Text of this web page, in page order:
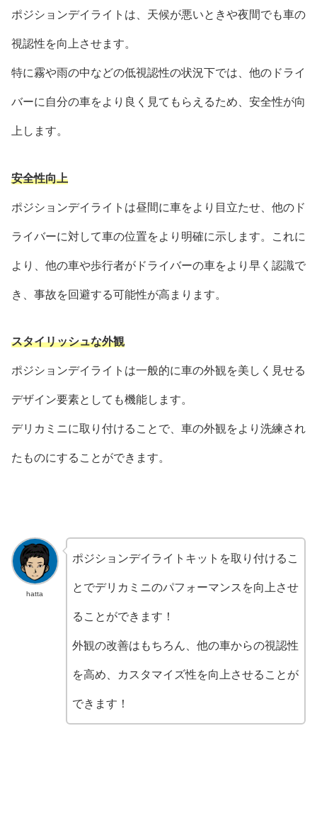
ポジションデイライトは、天候が悪いときや夜間でも車の
視認性を向上させます。
特に霧や雨の中などの低視認性の状況下では、他のドライ
バーに自分の車をより良く見てもらえるため、安全性が向
上します。
安全性向上
ポジションデイライトは昼間に車をより目立たせ、他のド
ライバーに対して車の位置をより明確に示します。これに
より、他の車や歩行者がドライバーの車をより早く認識で
き、事故を回避する可能性が高まります。
スタイリッシュな外観
ポジションデイライトは一般的に車の外観を美しく見せる
デザイン要素としても機能します。
デリカミニに取り付けることで、車の外観をより洗練され
たものにすることができます。
hatta
ポジションデイライトキットを取り付けるこ
とでデリカミニのパフォーマンスを向上させ
ることができます！
外観の改善はもちろん、他の車からの視認性
を高め、カスタマイズ性を向上させることが
できます！